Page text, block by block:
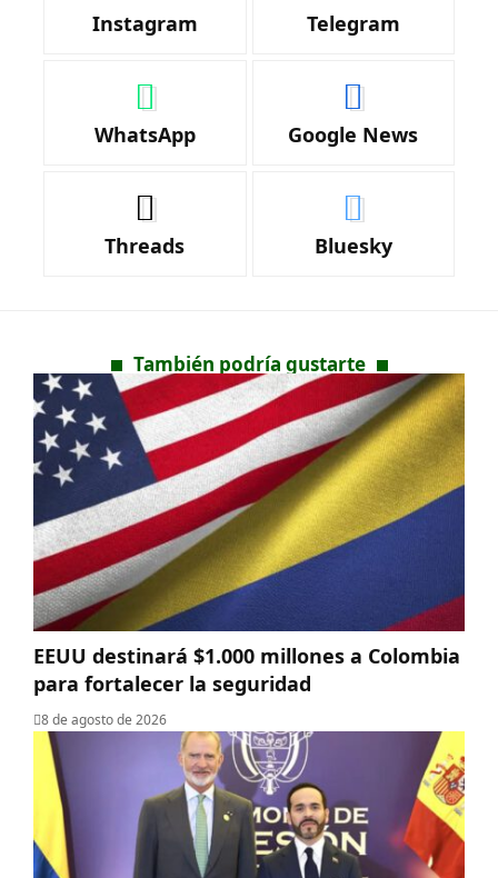
Instagram Telegram
WhatsApp Google News
Threads Bluesky
También podría gustarte
EEUU destinará $1.000 millones a Colombia
para fortalecer la seguridad
8 de agosto de 2026